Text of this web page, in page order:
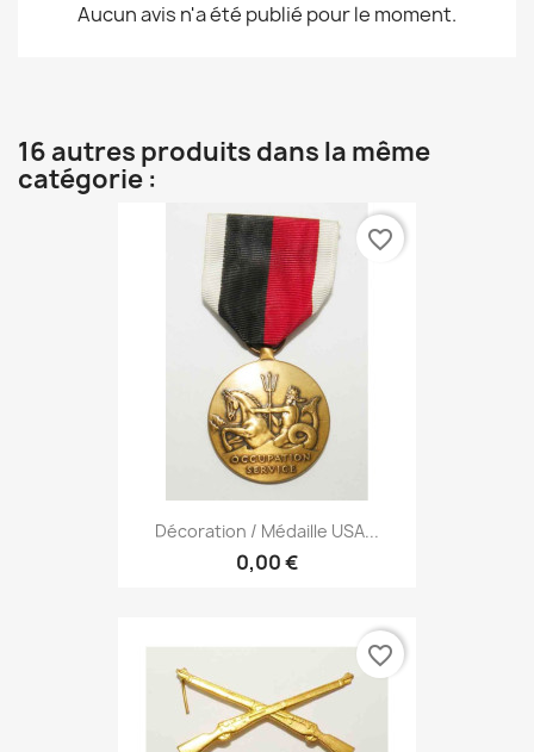
Aucun avis n'a été publié pour le moment.
16 autres produits dans la même
catégorie :
Décoration / Médaille USA...
0,00 €
favorite_border
favorite_border